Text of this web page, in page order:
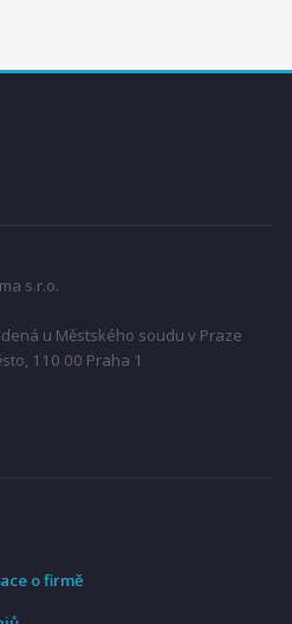
s.r.o.
u Městského soudu v Praze
110 00 Praha 1
o firmě